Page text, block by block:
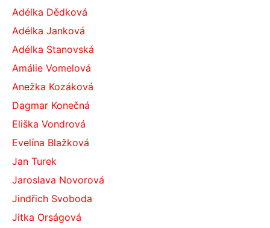
Adélka Dědková
Adélka Janková
Adélka Stanovská
Amálie Vomelová
Anežka Kozáková
Dagmar Konečná
Eliška Vondrová
Evelína Blažková
Jan Turek
Jaroslava Novorová
Jindřich Svoboda
Jitka Orságová